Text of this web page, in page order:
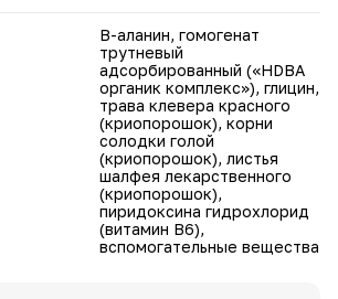
B-аланин, гомогенат
трутневый
адсорбированный («HDBA
органик комплекс»), глицин,
трава клевера красного
(криопорошок), корни
солодки голой
(криопорошок), листья
шалфея лекарственного
(криопорошок),
пиридоксина гидрохлорид
(витамин B6),
вспомогательные вещества